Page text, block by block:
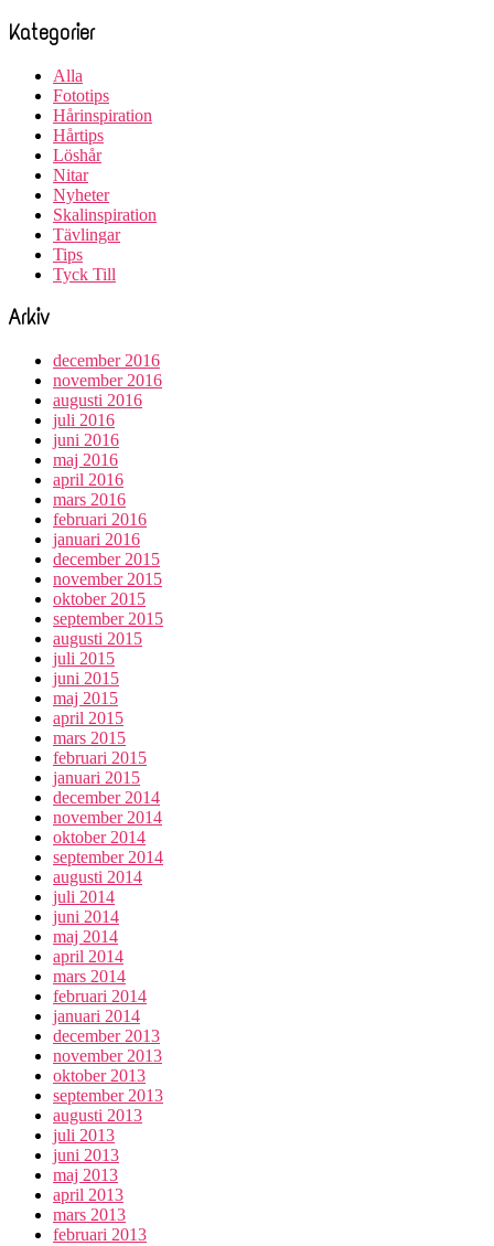
Kategorier
Alla
Fototips
Hårinspiration
Hårtips
Löshår
Nitar
Nyheter
Skalinspiration
Tävlingar
Tips
Tyck Till
Arkiv
december 2016
november 2016
augusti 2016
juli 2016
juni 2016
maj 2016
april 2016
mars 2016
februari 2016
januari 2016
december 2015
november 2015
oktober 2015
september 2015
augusti 2015
juli 2015
juni 2015
maj 2015
april 2015
mars 2015
februari 2015
januari 2015
december 2014
november 2014
oktober 2014
september 2014
augusti 2014
juli 2014
juni 2014
maj 2014
april 2014
mars 2014
februari 2014
januari 2014
december 2013
november 2013
oktober 2013
september 2013
augusti 2013
juli 2013
juni 2013
maj 2013
april 2013
mars 2013
februari 2013